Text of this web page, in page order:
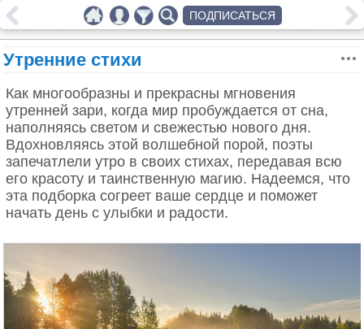
Утренние стихи
Как многообразны и прекрасны мгновения
утренней зари, когда мир пробуждается от сна,
наполняясь светом и свежестью нового дня.
Вдохновляясь этой волшебной порой, поэты
запечатлели утро в своих стихах, передавая всю
его красоту и таинственную магию. Надеемся, что
эта подборка согреет ваше сердце и поможет
начать день с улыбки и радости.
ПОДПИСАТЬСЯ